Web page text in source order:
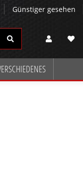
Günstiger gesehen